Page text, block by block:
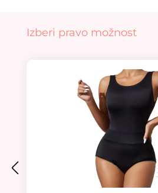
Preskoči galerijo izdelkov
Izberi pravo možnost